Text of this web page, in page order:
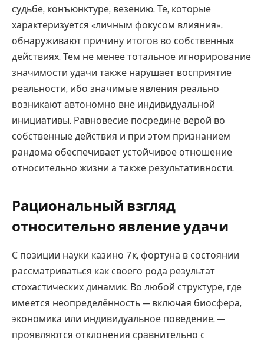
судьбе, конъюнктуре, везению. Те, которые
характеризуется «личным фокусом влияния»,
обнаруживают причину итогов во собственных
действиях. Тем не менее тотальное игнорирование
значимости удачи также нарушает восприятие
реальности, ибо значимые явления реально
возникают автономно вне индивидуальной
инициативы. Равновесие посредине верой во
собственные действия и при этом признанием
рандома обеспечивает устойчивое отношение
относительно жизни а также результативности.
Рациональный взгляд
относительно явление удачи
С позиции науки казино 7к, фортуна в состоянии
рассматриваться как своего рода результат
стохастических динамик. Во любой структуре, где
имеется неопределённость — включая биосфера,
экономика или индивидуальное поведение, —
проявляются отклонения сравнительно с